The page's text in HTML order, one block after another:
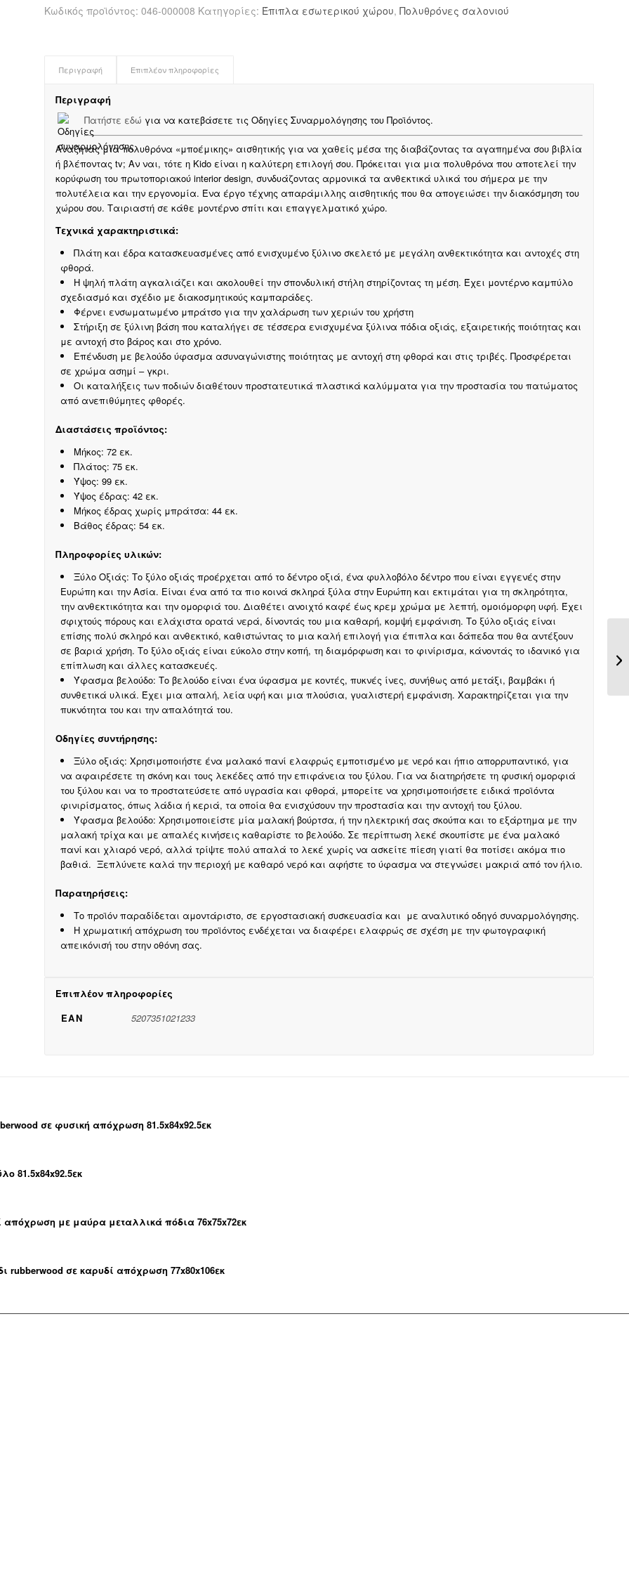
βελούδο
χρώμα
Κωδικός προϊόντος: 046-000008 Κατηγορίες: Έπιπλα εσωτερικού χώρου, Πολυθρόνες σαλονιού
Περιγραφή Επιπλέον πληροφορίες
Περιγραφή
Πατήστε εδώ για να κατεβάσετε τις Οδηγίες Συναρμολόγησης του Προϊόντος.
Αναζητάς μία πολυθρόνα «μποέμικης» αισθητικής για να χαθείς μέσα της διαβάζοντας τα αγαπημένα σου βιβλία
ή βλέποντας tv; Αν ναι, τότε η Kido είναι η καλύτερη επιλογή σου. Πρόκειται για μια πολυθρόνα που αποτελεί την
κορύφωση του πρωτοποριακού interior design, συνδυάζοντας αρμονικά τα ανθεκτικά υλικά του σήμερα με την
πολυτέλεια και την εργονομία. Ένα έργο τέχνης απαράμιλλης αισθητικής που θα απογειώσει την διακόσμηση του
χώρου σου. Ταιριαστή σε κάθε μοντέρνο σπίτι και επαγγελματικό χώρο.
Τεχνικά χαρακτηριστικά:
Πλάτη και έδρα κατασκευασμένες από ενισχυμένο ξύλινο σκελετό με μεγάλη ανθεκτικότητα και αντοχές στη
φθορά.
Η ψηλή πλάτη αγκαλιάζει και ακολουθεί την σπονδυλική στήλη στηρίζοντας τη μέση. Έχει μοντέρνο καμπύλο
σχεδιασμό και σχέδιο με διακοσμητικούς καμπαράδες.
Φέρνει ενσωματωμένο μπράτσο για την χαλάρωση των χεριών του χρήστη
Στήριξη σε ξύλινη βάση που καταλήγει σε τέσσερα ενισχυμένα ξύλινα πόδια οξιάς, εξαιρετικής ποιότητας και
με αντοχή στο βάρος και στο χρόνο.
Επένδυση με βελούδο ύφασμα ασυναγώνιστης ποιότητας με αντοχή στη φθορά και στις τριβές. Προσφέρεται
σε χρώμα ασημί – γκρι.
Οι καταλήξεις των ποδιών διαθέτουν προστατευτικά πλαστικά καλύμματα για την προστασία του πατώματος
από ανεπιθύμητες φθορές.
Διαστάσεις προϊόντος:
Μήκος: 72 εκ.
Πλάτος: 75 εκ.
Ύψος: 99 εκ.
Ύψος έδρας: 42 εκ.
Μήκος έδρας χωρίς μπράτσα: 44 εκ.
Βάθος έδρας: 54 εκ.
Πληροφορίες υλικών:
Ξύλο Οξιάς: Το ξύλο οξιάς προέρχεται από το δέντρο οξιά, ένα φυλλοβόλο δέντρο που είναι εγγενές στην
Ευρώπη και την Ασία. Είναι ένα από τα πιο κοινά σκληρά ξύλα στην Ευρώπη και εκτιμάται για τη σκληρότητα,
την ανθεκτικότητα και την ομορφιά του. Διαθέτει ανοιχτό καφέ έως κρεμ χρώμα με λεπτή, ομοιόμορφη υφή. Έχει
σφιχτούς πόρους και ελάχιστα ορατά νερά, δίνοντάς του μια καθαρή, κομψή εμφάνιση. Το ξύλο οξιάς είναι
επίσης πολύ σκληρό και ανθεκτικό, καθιστώντας το μια καλή επιλογή για έπιπλα και δάπεδα που θα αντέξουν
σε βαριά χρήση. Το ξύλο οξιάς είναι εύκολο στην κοπή, τη διαμόρφωση και το φινίρισμα, κάνοντάς το ιδανικό για
επίπλωση και άλλες κατασκευές.
Ύφασμα βελούδο: Το βελούδο είναι ένα ύφασμα με κοντές, πυκνές ίνες, συνήθως από μετάξι, βαμβάκι ή
συνθετικά υλικά. Έχει μια απαλή, λεία υφή και μια πλούσια, γυαλιστερή εμφάνιση. Χαρακτηρίζεται για την
πυκνότητα του και την απαλότητά του.
Οδηγίες συντήρησης:
Ξύλο οξιάς: Χρησιμοποιήστε ένα μαλακό πανί ελαφρώς εμποτισμένο με νερό και ήπιο απορρυπαντικό, για
να αφαιρέσετε τη σκόνη και τους λεκέδες από την επιφάνεια του ξύλου. Για να διατηρήσετε τη φυσική ομορφιά
του ξύλου και να το προστατεύσετε από υγρασία και φθορά, μπορείτε να χρησιμοποιήσετε ειδικά προϊόντα
φινιρίσματος, όπως λάδια ή κεριά, τα οποία θα ενισχύσουν την προστασία και την αντοχή του ξύλου.
Ύφασμα βελούδο: Χρησιμοποιείστε μία μαλακή βούρτσα, ή την ηλεκτρική σας σκούπα και το εξάρτημα με την
μαλακή τρίχα και με απαλές κινήσεις καθαρίστε το βελούδο. Σε περίπτωση λεκέ σκουπίστε με ένα μαλακό
πανί και χλιαρό νερό, αλλά τρίψτε πολύ απαλά το λεκέ χωρίς να ασκείτε πίεση γιατί θα ποτίσει ακόμα πιο
βαθιά. Ξεπλύνετε καλά την περιοχή με καθαρό νερό και αφήστε το ύφασμα να στεγνώσει μακριά από τον ήλιο.
Παρατηρήσεις:
Το προϊόν παραδίδεται αμοντάριστο, σε εργοστασιακή συσκευασία και με αναλυτικό οδηγό συναρμολόγησης.
Η χρωματική απόχρωση του προϊόντος ενδέχεται να διαφέρει ελαφρώς σε σχέση με την φωτογραφική
απεικόνισή του στην οθόνη σας.
Επιπλέον πληροφορίες
EAN
5207351021233
σε φυσική απόχρωση 81.5x84x92.5εκ
81.5x84x92.5εκ
με μαύρα μεταλλικά πόδια 76x75x72εκ
σε καρυδί απόχρωση 77x80x106εκ